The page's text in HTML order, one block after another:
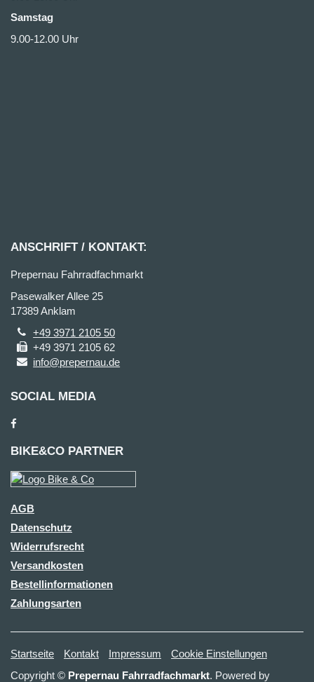
Samstag
9.00-12.00 Uhr
ANSCHRIFT / KONTAKT:
Prepernau Fahrradfachmarkt
Pasewalker Allee 25
17389 Anklam
+49 3971 2105 50
+49 3971 2105 62
info@prepernau.de
SOCIAL MEDIA
BIKE&CO PARTNER
AGB
Datenschutz
Widerrufsrecht
Versandkosten
Bestellinformationen
Zahlungsarten
Startseite Kontakt Impressum
Cookie Einstellungen
Copyright © Prepernau Fahrradfachmarkt. Powered by